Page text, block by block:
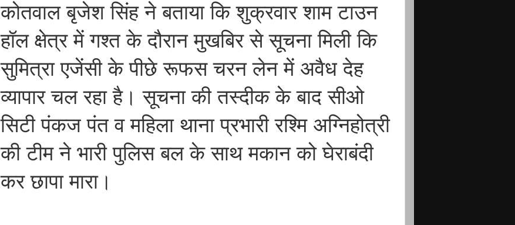
कोतवाल बृजेश सिंह ने बताया कि शुक्रवार शाम टाउन
हॉल क्षेत्र में गश्त के दौरान मुखबिर से सूचना मिली कि
सुमित्रा एजेंसी के पीछे रूफस चरन लेन में अवैध देह
व्यापार चल रहा है। सूचना की तस्दीक के बाद सीओ
सिटी पंकज पंत व महिला थाना प्रभारी रश्मि अग्निहोत्री
की टीम ने भारी पुलिस बल के साथ मकान को घेराबंदी
कर छापा मारा।